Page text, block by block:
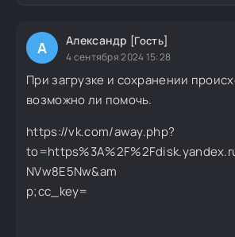
А Александр [Гость]
4 сентября 2024 15:28
При загрузке и сохранении
возможно ли помочь.
https://vk.com/away.php?
NVw8E5Nw&am
p;cc_key=